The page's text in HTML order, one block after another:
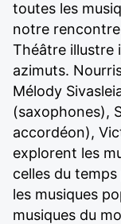
toutes les
notre
Théâtre illustre
azimuts.
Mélody
(saxophones),
accordéon),
explorent les
celles du
les musiques
musiques du